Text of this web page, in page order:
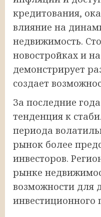
кредитования,
влияние на
недвижимость.
новостройках и
демонстрирует
создает
За последние
тенденция к
периода
рынок более
инвесторов.
рынке
возможности для
инвестиционного